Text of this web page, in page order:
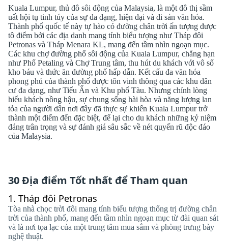
Kuala Lumpur, thủ đô sôi động của Malaysia, là một đô thị sầm
uất hội tụ tinh túy của sự đa dạng, hiện đại và di sản văn hóa.
Thành phố quốc tế này tự hào có đường chân trời ấn tượng được
tô điểm bởi các địa danh mang tính biểu tượng như Tháp đôi
Petronas và Tháp Menara KL, mang đến tầm nhìn ngoạn mục.
Các khu chợ đường phố sôi động của Kuala Lumpur, chẳng hạn
như Phố Petaling và Chợ Trung tâm, thu hút du khách với vô số
kho báu và thức ăn đường phố hấp dẫn. Kết cấu đa văn hóa
phong phú của thành phố được tôn vinh thông qua các khu dân
cư đa dạng, như Tiểu Ấn và Khu phố Tàu. Nhưng chính lòng
hiếu khách nồng hậu, sự chung sống hài hòa và năng lượng lan
tỏa của người dân nơi đây đã thực sự khiến Kuala Lumpur trở
thành một điểm đến đặc biệt, để lại cho du khách những kỷ niệm
đáng trân trọng và sự đánh giá sâu sắc về nét quyến rũ độc đáo
của Malaysia.
30 Địa điểm Tốt nhất để Tham quan
1. Tháp đôi Petronas
Tòa nhà chọc trời đôi mang tính biểu tượng thống trị đường chân
trời của thành phố, mang đến tầm nhìn ngoạn mục từ đài quan sát
và là nơi tọa lạc của một trung tâm mua sắm và phòng trưng bày
nghệ thuật.